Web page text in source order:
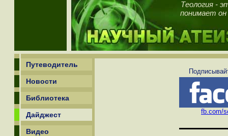
Теология -
понимает он
Путеводитель
Новости
Библиотека
Дайджест
Видео
fb.com/